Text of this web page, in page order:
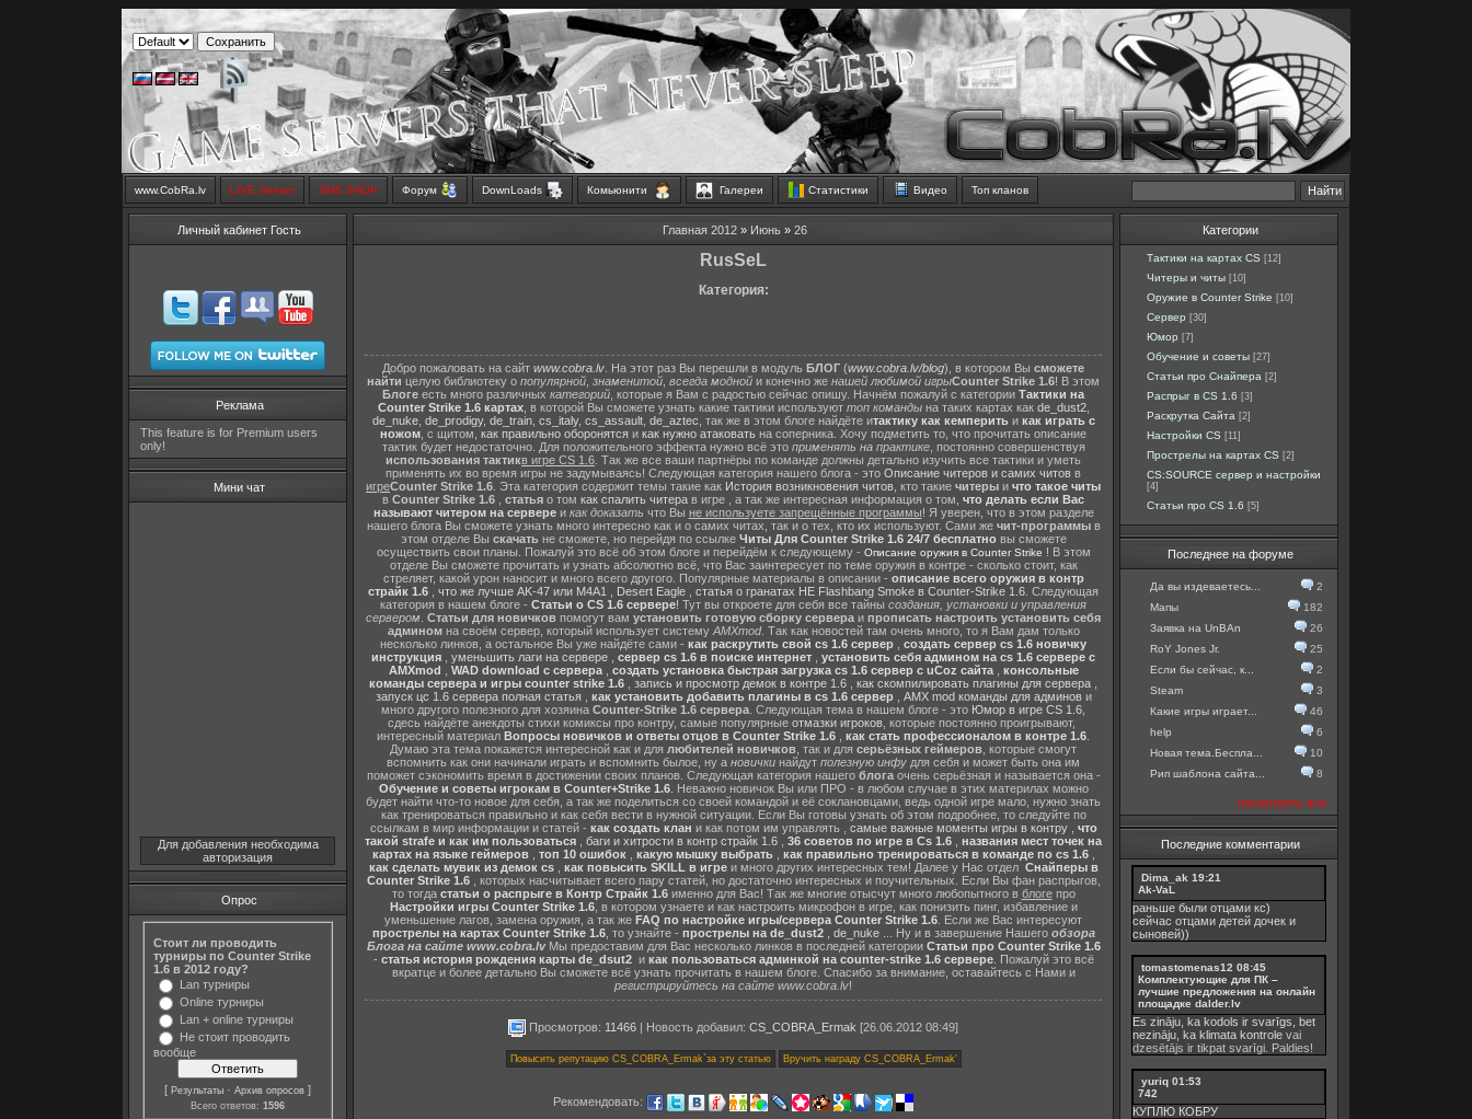
www.CobRa.lv LIVE Stream SMS SHOP Форум DownLoads Комьюнити Галереи Статистики Видео Топ кланов
Личный кабинет Гость
Реклама
This feature is for Premium users
only!
Мини чат
Для добавления необходима
авторизация
Опрос
Стоит ли проводить
турниры по Counter Strike
1.6 в 2012 году?
Lan турниры
Online турниры
Lan + online турниры
Не стоит проводить
вообще
[ Результаты · Архив опросов ]
Всего ответов: 1596
Главная 2012 » Июнь » 26
RusSeL
Категория:
Добро пожаловать на сайт www.cobra.lv . На этот раз Вы перешли в модуль БЛОГ (www.cobra.lv/blog), в котором Вы сможете
найти целую библиотеку о популярной знаменитой всегда модной и конечно же нашей любимой игрыCounter Strike 1.6! В этом
Блоге есть много различных категорий , которые я Вам с радостью сейчас опишу. Начнём пожалуй с категории Тактики на
Counter Strike 1.6 картах, в которой Вы сможете узнать какие тактики используют топ командына таких картах как de_dust2,
de_nuke, de_prodigy, de_train, cs_italy, cs_assault, de_aztec , так же в этом блоге найдёте итактику как кемперитьи как играть с
ножом , с щитом, как правильно оборонятся и как нужно атаковать на соперника. Хочу подметить то, что прочитать описание
тактик будет недостаточно. Для положительного эффекта нужно всё это применять на практике, постоянно совершенствуя
использования тактикв игре CS 1.6 . Так же все ваши партнёры по команде должны детально изучить все тактики и уметь
применять их во время игры не задумываясь! Следующая категория нашего блога - это Описание читеров и самих читов в
игреCounter Strike 1.6 . Эта категория содержит темы такие как История возникновения читов , кто такие читеры и что такое читы
в Counter Strike 1.6 статья о том как спалить читера в игре , а так же интересная информация о том, что делать если Вас
называют читером на сервереи как доказать что Вы не используете запрещённые программы! Я уверен, что в этом разделе
нашего блога Вы сможете узнать много интересно как и о самих читах, так и о тех, кто их используют. Сами же чит-программыв
этом отделе Вы скачатьне сможете, но перейдя по ссылке Читы Для Counter Strike 1.6 24/7 бесплатновы сможете
осуществить свои планы. Пожалуй это всё об этом блоге и перейдём к следующему - Описание оружия в Counter Strike ! В этом
отделе Вы сможете прочитать и узнать абсолютно всё, что Вас заинтересует по теме оружия в контре - сколько стоит, как
стреляет, какой урон наносит и много всего другого. Популярные материалы в описании - описание всего оружия в контр
страйк 1.6
что же лучше AK-47 или M4A1 Desert Eagle статья о гранатах HE Flashbang Smoke в Counter-Strike 1.6 . Следующая
категория в нашем блоге - Статьи о CS 1.6 сервере! Тут вы откроете для себя все тайны создания, установки и управления
сервером Статьи для новичков помогут вам установить готовую сборку сервера и прописать настроить установить себя
админомна своём сервер, который использует систему AMXmod. Так как новостей там очень много, то я Вам дам только
несколько линков, а остальное Вы уже найдёте сами - как раскрутить свой cs 1.6 сервер
создать сервер cs 1.6 новичку
инструкция
уменьшить лаги на сервере сервер cs 1.6 в поиске интернет
установить себя админом на cs 1.6 сервере с
AMXmod
WAD download с сервера, создать установка быстрая загрузка cs 1.6 сервер с uCoz сайта, консольные
команды сервера и игры counter strike 1.6
запись и просмотр демок в контре 1.6 как скомпилировать плагины для сервера
запуск цс 1.6 сервера полная статья, как установить добавить плагины в cs 1.6 сервер, AMX mod команды для админови
много другого полезного для хозяина Counter-Strike 1.6 сервера . Следующая тема в нашем блоге - это Юмор в игре CS 1.6
сдесь найдёте анекдоты стихи комиксы про контру, самые популярные отмазки игроков , которые постоянно проигрывают,
интересный материал Вопросы новичков и ответы отцов в Counter Strike 1.6 как стать профессионалом в контре 1.6
Думаю эта тема покажется интересной как и для любителей новичков , так и для серьёзных геймеров , которые смогут
вспомнить как они начинали играть и вспомнить былое, ну а новички найдут полезную инфу для себя и может быть она им
поможет сэкономить время в достижении своих планов. Следующая категория нашего блогаочень серьёзная и называется она -
Обучение и советы игрокам в Counter+Strike 1.6. Неважно новичок Вы или ПРО - в любом случае в этих материлах можно
будет найти что-то новое для себя, а так же поделиться со своей командой и её соклановцами, ведь одной игре мало, нужно знать
как тренироваться правильно и как себя вести в нужной ситуации. Если Вы готовы узнать об этом подробнее, то следуйте по
ссылкам в мир информации и статей - как создать клан и как потом им управлять , самые важные моменты игры в контру, что
такой strafe и как им пользоваться
баги и хитрости в контр страйк 1.6 36 советов по игре в Cs 1.6
названия мест точек на
картах на языке геймеров, топ 10 ошибок, какую мышку выбрать, как правильно тренироваться в команде по cs 1.6,
как сделать мувик из демок cs, как повысить SKILL в игреи много других интересных тем! Далее у Нас отдел Снайперы в
Counter Strike 1.6, которых насчитывает всего пару статей, но достаточно интересных и поучительных. Если Вы фан распрыгов,
то тогда статьи о распрыге в Контр Страйк 1.6именно для Вас! Так же многие отысчут много любопытного в блогепро
Настройки игры Counter Strike 1.6, в котором узнаете и как настроить микрофон в игре, как понизить пинг, избавление и
уменьшение лагов, замена оружия, а так же FAQ по настройке игры/сервера Counter Strike 1.6 . Если же Вас интересуют
прострелы на картах Counter Strike 1.6, то узнайте - прострелы на de_dust2, de_nuke... Ну и в завершение Нашего обзора
Блога на сайте www.cobra.lvМы предоставим для Вас несколько линков в последней категории Статьи про Counter Strike 1.6
- статья история рождения карты de_dsut2и как пользоваться админкой на counter-strike 1.6 сервере. Пожалуй это всё
вкратце и более детально Вы сможете всё узнать прочитать в нашем блоге. Спасибо за внимание, оставайтесь с Нами и
регистрируйтесь на сайте www.cobra.lv!
Просмотров: 11466 | Новость добавил: CS_COBRA_Ermak [26.06.2012 08:49]
Рекомендовать:
Категории
Тактики на картах CS [12]
Читеры и читы [10]
Оружие в Counter Strike [10]
Сервер [30]
Юмор [7]
Обучение и советы [27]
Статьи про Снайпера [2]
Распрыг в CS 1.6 [3]
Раскрутка Сайта [2]
Настройки CS [11]
Прострелы на картах CS [2]
CS:SOURCE сервер и настройки
[4]
Статьи про CS 1.6 [5]
Последнее на форуме
Да вы издеваетесь...
2
Мапы
182
Заявка на UnBAn
26
RoY Jones Jr.
25
Если бы сейчас, к...
2
Steam
3
Какие игры играет...
46
help
6
Новая тема.Беспла...
10
Рип шаблона сайта...
8
посмотреть все
Последние комментарии
Dima_ak 19:21
Ak-VaL
раньше были отцами кс)
сейчас отцами детей дочек и
сыновей))
tomastomenas12 08:45
Комплектующие для ПК –
лучшие предложения на онлайн
площадке dalder.lv
Es zināju, ka kodols ir svarīgs, bet
nezināju, ka klimata kontrole vai
dzesētājs ir tikpat svarīgi. Paldies!
yuriq 01:53
742
КУПЛЮ КОБРУ